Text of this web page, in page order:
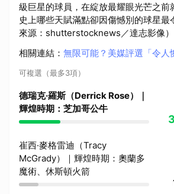
級巨星的球員，在綻放最耀眼光芒之前
史上哪些天賦滿點卻因傷憾別的球星最
來源：shutterstocknews／達志影像）
相關連結 ： 無限可能？美媒評選「令人
可複選（最多3項）
德瑞克·羅斯（Derrick Rose）｜
輝煌時期：芝加哥公牛
崔西·麥格雷迪（Tracy
McGrady）｜輝煌時期：奧蘭多
魔術、休斯頓火箭